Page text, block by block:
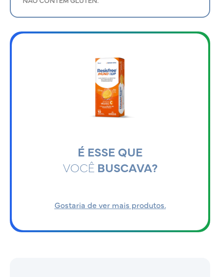
É ESSE QUE
VOCÊ BUSCAVA?
Gostaria de ver mais produtos.